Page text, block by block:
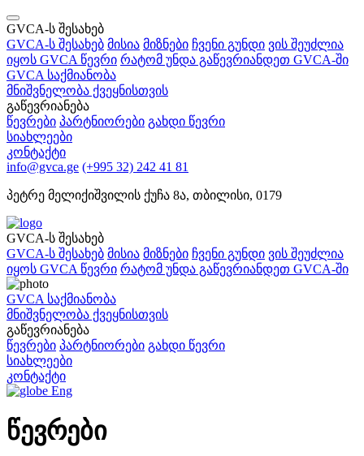
GVCA-ს შესახებ
GVCA-ს შესახებ მისია მიზნები ჩვენი გუნდი ვის შეუძლია
იყოს GVCA წევრი რატომ უნდა გაწევრიანდეთ GVCA-ში
GVCA საქმიანობა
მნიშვნელობა ქვეყნისთვის
გაწევრიანება
წევრები პარტნიორები გახდი წევრი
სიახლეები
კონტაქტი
info@gvca.ge (+995 32) 242 41 81
პეტრე მელიქიშვილის ქუჩა 8ა, თბილისი, 0179
GVCA-ს შესახებ
GVCA-ს შესახებ მისია მიზნები ჩვენი გუნდი ვის შეუძლია
იყოს GVCA წევრი რატომ უნდა გაწევრიანდეთ GVCA-ში
GVCA საქმიანობა
მნიშვნელობა ქვეყნისთვის
გაწევრიანება
წევრები პარტნიორები გახდი წევრი
სიახლეები
კონტაქტი
Eng
წევრები